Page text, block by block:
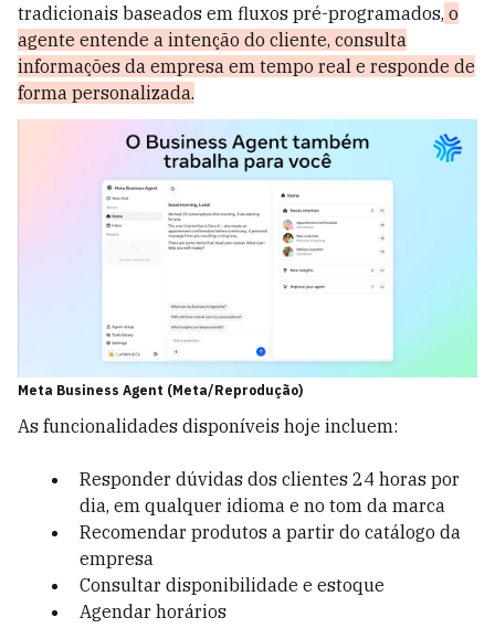
tradicionais baseados em fluxos pré-programados, o
agente entende a intenção do cliente, consulta
informações da empresa em tempo real e responde de
forma personalizada.
Meta Business Agent (Meta/Reprodução)
As funcionalidades disponíveis hoje incluem:
Responder dúvidas dos clientes 24 horas por
dia, em qualquer idioma e no tom da marca
Recomendar produtos a partir do catálogo da
empresa
Consultar disponibilidade e estoque
Agendar horários